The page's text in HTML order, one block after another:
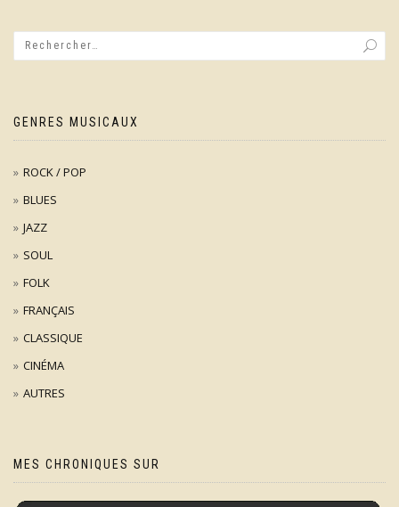
GENRES MUSICAUX
ROCK / POP
BLUES
JAZZ
SOUL
FOLK
FRANÇAIS
CLASSIQUE
CINÉMA
AUTRES
MES CHRONIQUES SUR